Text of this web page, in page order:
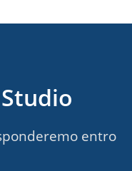
entro